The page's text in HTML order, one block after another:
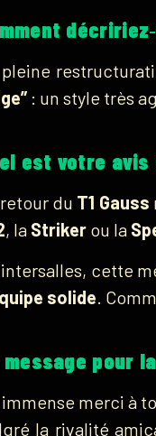
pleine
: un style très
est votre
du T1 Gauss
, la Striker ou la
cette
solide .
message pour
immense merci à
la rivalité